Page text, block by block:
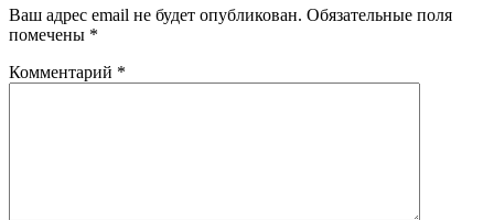
Ваш адрес email не будет опубликован. Обязательные поля
помечены *
Комментарий *